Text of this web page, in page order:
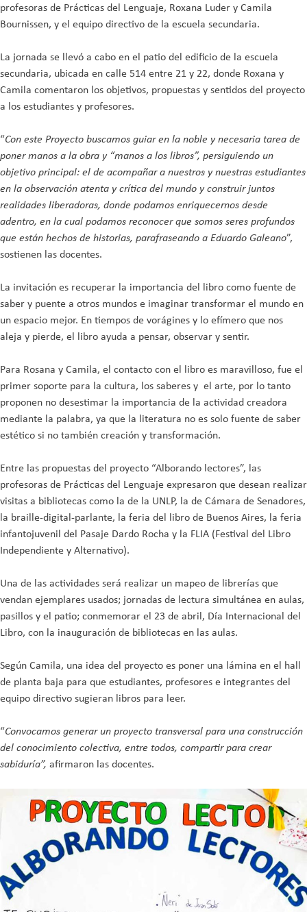
profesoras de Prácticas del Lenguaje, Roxana Luder y Camila
Bournissen, y el equipo directivo de la escuela secundaria.
La jornada se llevó a cabo en el patio del edificio de la escuela
secundaria, ubicada en calle 514 entre 21 y 22, donde Roxana y
Camila comentaron los objetivos, propuestas y sentidos del proyecto
a los estudiantes y profesores.
“Con este Proyecto buscamos guiar en la noble y necesaria tarea de
poner manos a la obra y “manos a los libros”, persiguiendo un
objetivo principal: el de acompañar a nuestros y nuestras estudiantes
en la observación atenta y crítica del mundo y construir juntos
realidades liberadoras, donde podamos enriquecernos desde
adentro, en la cual podamos reconocer que somos seres profundos
que están hechos de historias, parafraseando a Eduardo Galeano”,
sostienen las docentes.
La invitación es recuperar la importancia del libro como fuente de
saber y puente a otros mundos e imaginar transformar el mundo en
un espacio mejor. En tiempos de vorágines y lo efímero que nos
aleja y pierde, el libro ayuda a pensar, observar y sentir.
Para Rosana y Camila, el contacto con el libro es maravilloso, fue el
primer soporte para la cultura, los saberes y el arte, por lo tanto
proponen no desestimar la importancia de la actividad creadora
mediante la palabra, ya que la literatura no es solo fuente de saber
estético si no también creación y transformación.
Entre las propuestas del proyecto “Alborando lectores”, las
profesoras de Prácticas del Lenguaje expresaron que desean realizar
visitas a bibliotecas como la de la UNLP, la de Cámara de Senadores,
la braille-digital-parlante, la feria del libro de Buenos Aires, la feria
infantojuvenil del Pasaje Dardo Rocha y la FLIA (Festival del Libro
Independiente y Alternativo).
Una de las actividades será realizar un mapeo de librerías que
vendan ejemplares usados; jornadas de lectura simultánea en aulas,
pasillos y el patio; conmemorar el 23 de abril, Día Internacional del
Libro, con la inauguración de bibliotecas en las aulas.
Según Camila, una idea del proyecto es poner una lámina en el hall
de planta baja para que estudiantes, profesores e integrantes del
equipo directivo sugieran libros para leer.
“Convocamos generar un proyecto transversal para una construcción
del conocimiento colectiva, entre todos, compartir para crear
sabiduría”, afirmaron las docentes.